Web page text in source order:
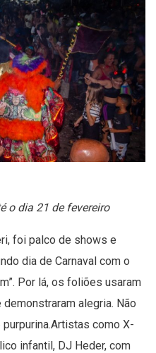
o dia 21 de fevereiro
foi palco de shows e
dia de Carnaval com o
Por lá, os foliões usaram
alegria. Não
como X-
infantil, DJ Heder, com